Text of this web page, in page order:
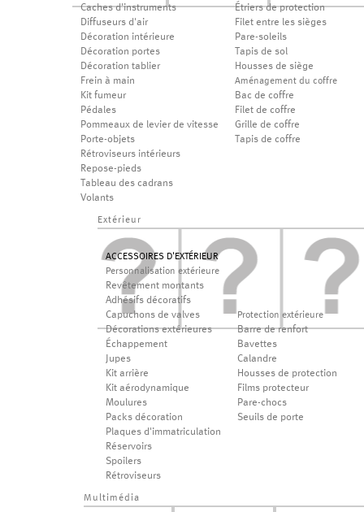
Caches d'instruments
Diffuseurs d'air
Décoration intérieure
Décoration portes
Décoration tablier
Frein à main
Kit fumeur
Pédales
Pommeaux de levier de vitesse
Porte-objets
Rétroviseurs intérieurs
Repose-pieds
Tableau des cadrans
Volants
Étriers de protection
Filet entre les sièges
Pare-soleils
Tapis de sol
Housses de siège
Aménagement du coffre
Bac de coffre
Filet de coffre
Grille de coffre
Tapis de coffre
Extérieur
ACCESSOIRES D'EXTÉRIEUR
Personnalisation extérieure
Revêtement montants
Adhésifs décoratifs
Capuchons de valves
Décorations extérieures
Échappement
Jupes
Kit arrière
Kit aérodynamique
Moulures
Packs décoration
Plaques d'immatriculation
Réservoirs
Spoilers
Rétroviseurs
Protection extérieure
Barre de renfort
Bavettes
Calandre
Housses de protection
Films protecteur
Pare-chocs
Seuils de porte
Multimédia